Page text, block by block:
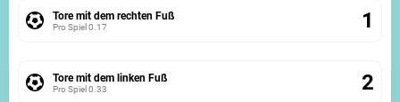
Tore mit dem rechten Fuß
Pro Spiel 0.17 1
Tore mit dem linken Fuß
Pro Spiel 0.33 2